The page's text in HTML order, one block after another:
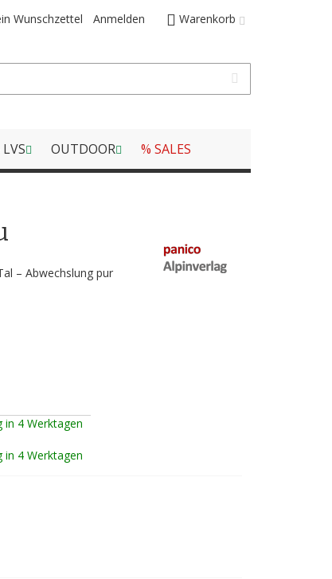
Warenkorb
Wunschzettel Anmelden
OUTDOOR % SALES
– Abwechslung pur
in 4 Werktagen
in 4 Werktagen